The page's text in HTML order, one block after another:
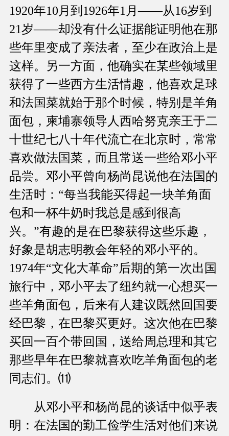
1920年10月到1926年1月——从16岁到
21岁——却没有什么证据能证明他在那
些年里变成了亲法者，至少在政治上是
这样。另一方面，他确实在某些领域里
获得了一些西方生活情趣，他喜欢足球
和法国菜就始于那个时候，特别是羊角
面包，柬埔寨领导人西哈努克亲王于二
十世纪七八十年代流亡在北京时，常常
喜欢做法国菜，而且常送一些给邓小平
品尝。邓小平曾向杨尚昆说他在法国的
生活时：“每当我能买得起一块羊角面
包和一杯牛奶时我总是感到很高
兴。”有趣的是在巴黎获得这些乐趣，
好象是胡志明教会年轻的邓小平的。
1974年“文化大革命”后期的第一次出国
旅行中，邓小平去了纽约就一心想买一
些羊角面包，后来有人建议既然回国要
经巴黎，在巴黎买更好。这次他在巴黎
买回一百个带回国，送给周总理和其它
那些早年在巴黎就喜欢吃羊角面包的老
同志们。⑾
从邓小平和杨尚昆的谈话中似乎表
明：在法国的勤工俭学生活对他们来说